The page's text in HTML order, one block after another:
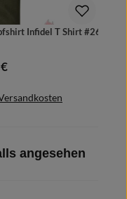
Infidel T Shirt #26172
angesehen